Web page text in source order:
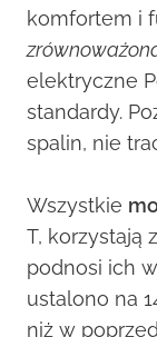
komfortem i
elektryczne
standardy.
spalin, nie
Wszystkie
T, korzystają
podnosi ich
ustalono na
niż w